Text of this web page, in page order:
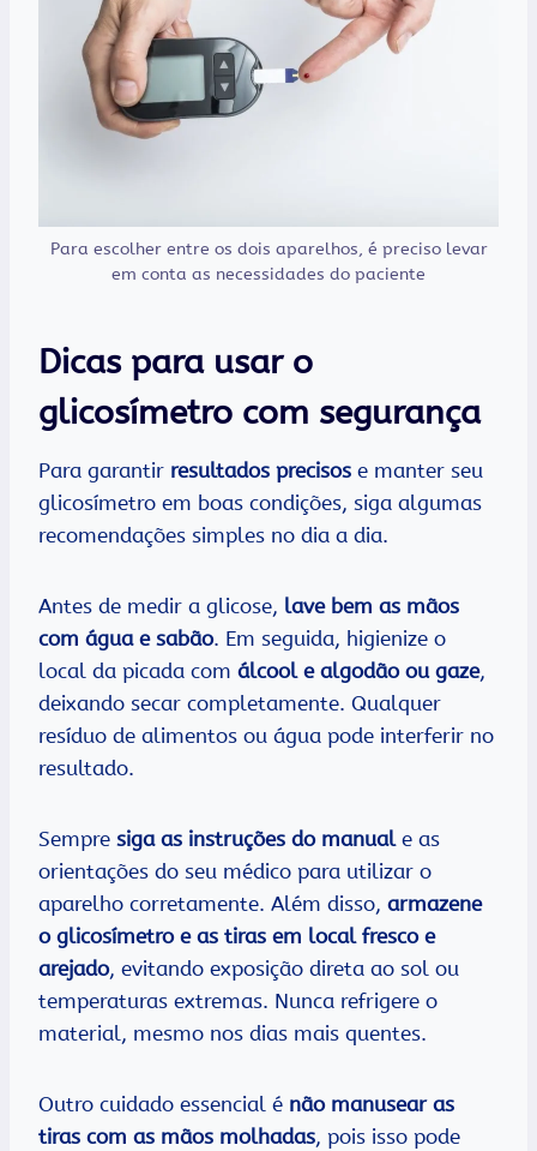
Para escolher entre os dois aparelhos, é preciso levar
em conta as necessidades do paciente
Dicas para usar o
glicosímetro com segurança
Para garantir resultados precisos e manter seu
glicosímetro em boas condições, siga algumas
recomendações simples no dia a dia.
Antes de medir a glicose, lave bem as mãos
com água e sabão. Em seguida, higienize o
local da picada com álcool e algodão ou gaze,
deixando secar completamente. Qualquer
resíduo de alimentos ou água pode interferir no
resultado.
Sempre siga as instruções do manuale as
orientações do seu médico para utilizar o
aparelho corretamente. Além disso, armazene
o glicosímetro e as tiras em local fresco e
arejado, evitando exposição direta ao sol ou
temperaturas extremas. Nunca refrigere o
material, mesmo nos dias mais quentes.
Outro cuidado essencial é não manusear as
tiras com as mãos molhadas, pois isso pode